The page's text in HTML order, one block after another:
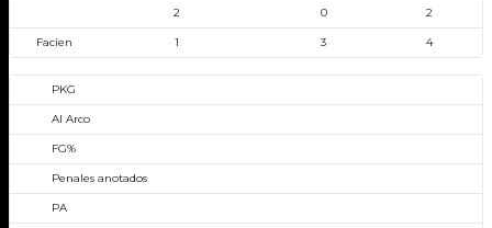
2 0 2
Facien 1 3 4
PKG
Al Arco
FG%
Penales anotados
PA